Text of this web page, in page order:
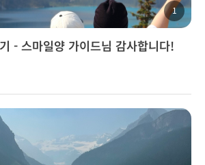
1
- 스마일양 가이드님 감사합니다!